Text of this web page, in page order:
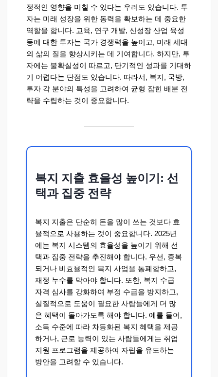
정적인 영향을 미칠 수 있다는 우려도 있습니다. 투
자는 미래 성장을 위한 동력을 확보하는 데 중요한
역할을 합니다. 교육, 연구 개발, 신성장 산업 육성
등에 대한 투자는 국가 경쟁력을 높이고, 미래 세대
의 삶의 질을 향상시키는 데 기여합니다. 하지만, 투
자에는 불확실성이 따르고, 단기적인 성과를 기대하
기 어렵다는 단점도 있습니다. 따라서, 복지, 국방,
투자 각 분야의 특성을 고려하여 균형 잡힌 배분 전
략을 수립하는 것이 중요합니다.
복지 지출 효율성 높이기: 선
택과 집중 전략
복지 지출은 단순히 돈을 많이 쓰는 것보다 효
율적으로 사용하는 것이 중요합니다. 2025년
에는 복지 시스템의 효율성을 높이기 위해 선
택과 집중 전략을 추진해야 합니다. 우선, 중복
되거나 비효율적인 복지 사업을 통폐합하고,
재정 누수를 막아야 합니다. 또한, 복지 수급
자격 심사를 강화하여 부정 수급을 방지하고,
실질적으로 도움이 필요한 사람들에게 더 많
은 혜택이 돌아가도록 해야 합니다. 예를 들어,
소득 수준에 따라 차등화된 복지 혜택을 제공
하거나, 근로 능력이 있는 사람들에게는 취업
지원 프로그램을 제공하여 자립을 유도하는
방안을 고려할 수 있습니다.